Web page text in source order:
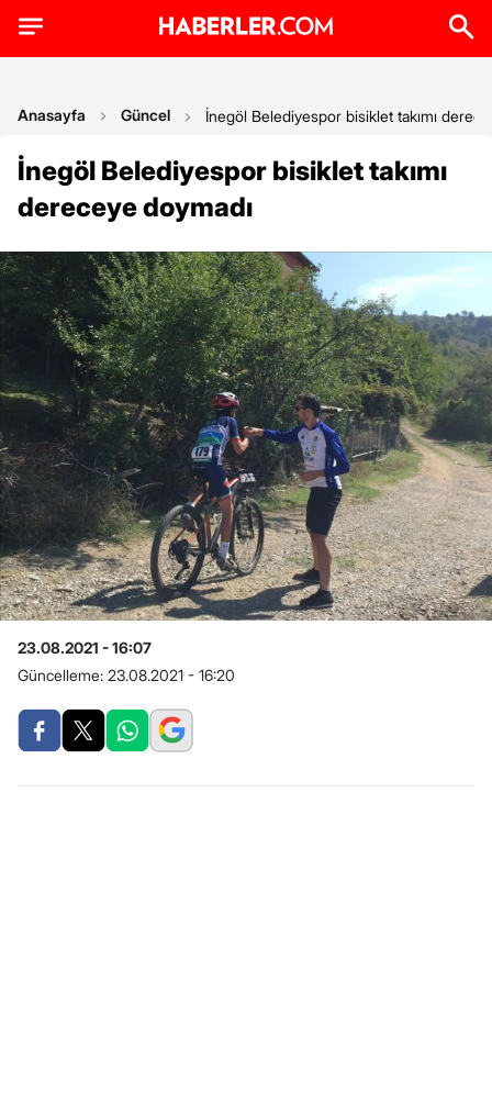
Anasayfa Güncel İnegöl Belediyespor bisiklet takımı
İnegöl Belediyespor bisiklet takımı
dereceye doymadı
23.08.2021 - 16:07
Güncelleme: 23.08.2021 - 16:20